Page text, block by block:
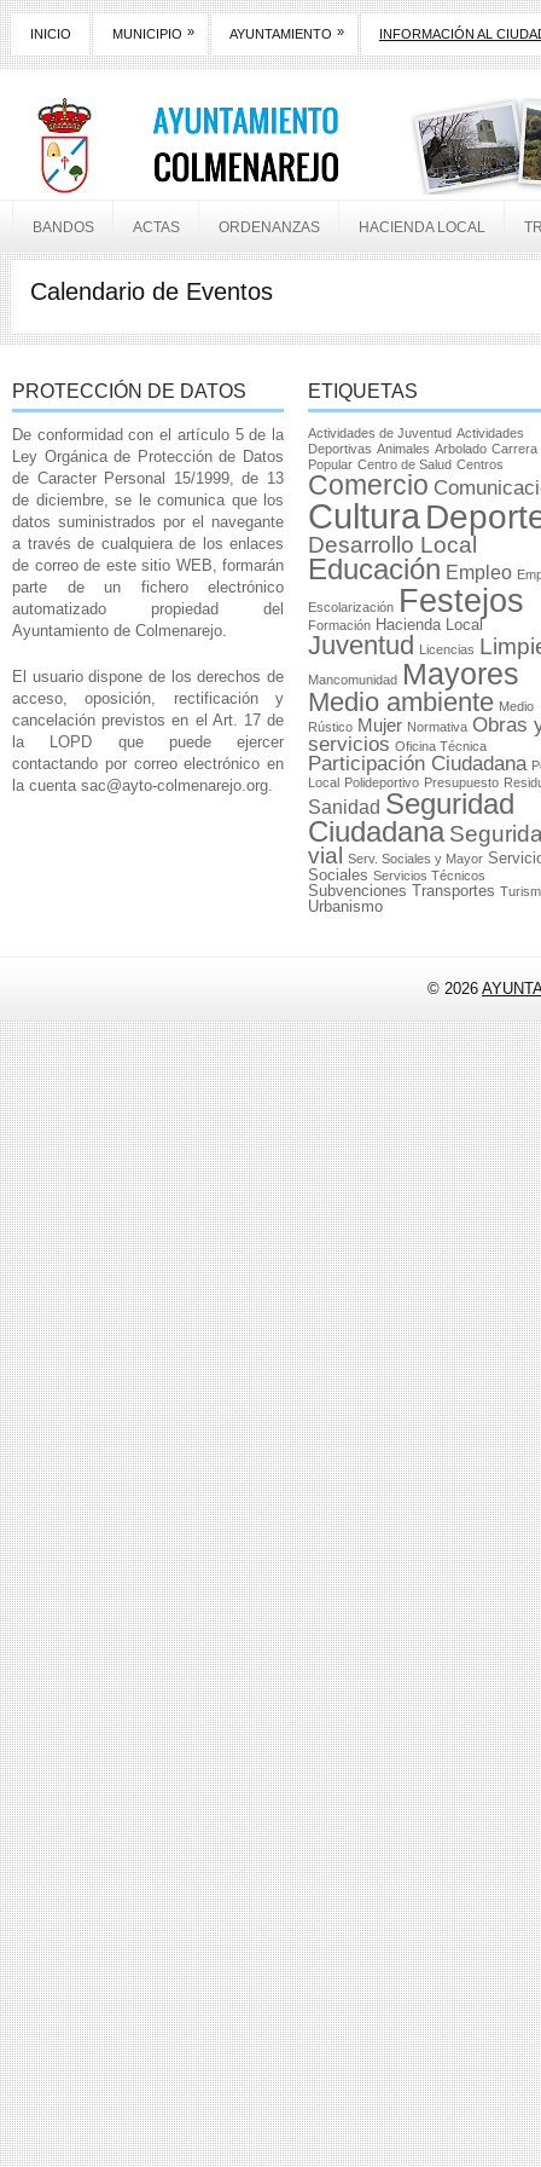
INICIO MUNICIPIO » AYUNTAMIENTO » INFORMACIÓN AL
BANDOS ACTAS ORDENANZAS HACIENDA LOCAL
Calendario de Eventos
PROTECCIÓN DE DATOS
De conformidad con el artículo 5 de la
Ley Orgánica de Protección de Datos
de Caracter Personal 15/1999, de 13
de diciembre, se le comunica que los
datos suministrados por el navegante
a través de cualquiera de los enlaces
de correo de este sitio WEB, formarán
parte de un fichero electrónico
automatizado propiedad del
Ayuntamiento de Colmenarejo.
El usuario dispone de los derechos de
acceso, oposición, rectificación y
cancelación previstos en el Art. 17 de
la LOPD que puede ejercer
contactando por correo electrónico en
la cuenta sac@ayto-colmenarejo.org.
ETIQUETAS
Actividades de Juventud Actividades
Deportivas Animales Arbolado Carrera
Popular Centro de Salud Centros
Comercio
Cultura
Desarrollo Local
Educación Empleo
Escolarización Festejos
Formación Hacienda Local
Juventud Licencias
Mancomunidad Mayores
Medio ambiente Medio
Rústico Mujer Normativa Obras
servicios Oficina Técnica
Participación Ciudadana
Local Polideportivo Presupuesto
Sanidad Seguridad
Ciudadana
vial
Serv. Sociales y Mayor
Sociales Servicios Técnicos
Subvenciones Transportes
Urbanismo
© 2026